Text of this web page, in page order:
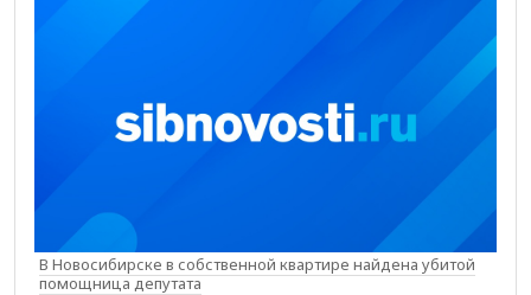
В Новосибирске в собственной квартире найдена убитой
помощница депутата